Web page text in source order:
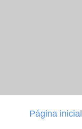
Página inicial